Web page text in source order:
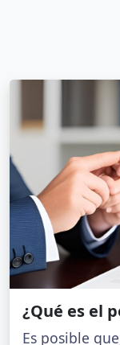
¿Qué es el
Es posible